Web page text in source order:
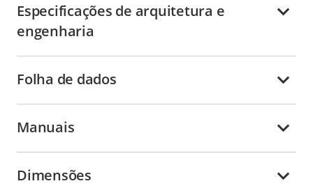
Especificações de arquitetura e
engenharia
Folha de dados
Manuais
Dimensões